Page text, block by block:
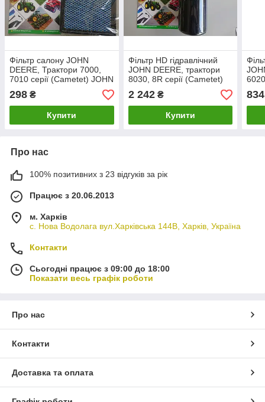
Фільтр салону JOHN
DEERE, Трактори 7000,
7010 серії (Cametet) JOHN
RE151778
298 ₴
Купити
Фільтр HD гідравлічний
JOHN DEERE, трактори
8030, 8R серії (Cametet)
JOHN DEERE [RE210857
2 242₴
Купити
834
Про нас
100% позитивних з 23 відгуків за рік
Працює з 20.06.2013
м. Харків
с. Нова Водолага вул.Харківська 144В, Харків, Україна
Контакти
Сьогодні працює з 09:00 до 18:00
Показати весь графік роботи
Про нас
Контакти
Доставка та оплата